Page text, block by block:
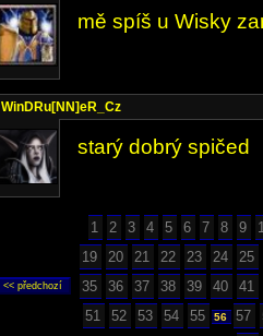
mě spíš u Wisky
WinDRu[NN]eR_Cz
starý dobrý spičed
1 2 3 4 5 6 7 8 9
19
20 21 22 23 24
25
35
36 37 38 39 40
41
51
52 53 54 55 56 57